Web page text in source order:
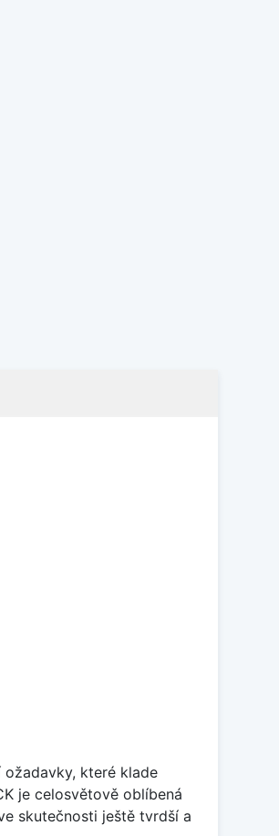
ožadavky, které klade
je celosvětově oblíbená
skutečnosti ještě tvrdší a